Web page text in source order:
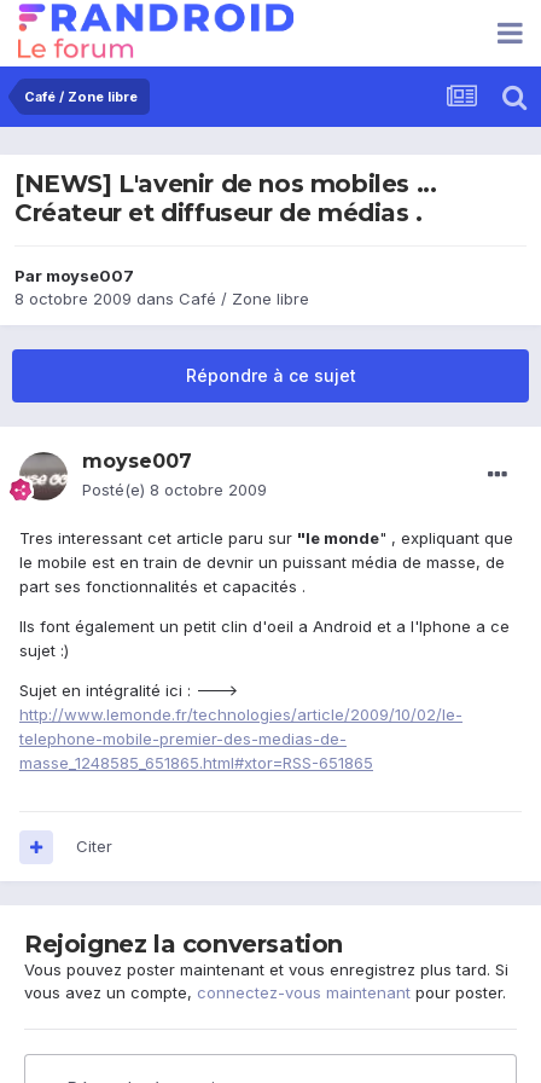
Café / Zone libre
[NEWS] L'avenir de nos mobiles ...
Créateur et diffuseur de médias .
Par moyse007
8 octobre 2009 dans Café / Zone libre
Répondre à ce sujet
moyse007
Posté(e) 8 octobre 2009
Tres interessant cet article paru sur "le monde" , expliquant que
le mobile est en train de devnir un puissant média de masse, de
part ses fonctionnalités et capacités .
Ils font également un petit clin d'oeil a Android et a l'Iphone a ce
sujet :)
Sujet en intégralité ici : --->
http://www.lemonde.fr/technologies/article/2009/10/02/le-
telephone-mobile-premier-des-medias-de-
masse_1248585_651865.html#xtor=RSS-651865
Citer
Rejoignez la conversation
Vous pouvez poster maintenant et vous enregistrez plus tard. Si
vous avez un compte, connectez-vous maintenant pour poster.